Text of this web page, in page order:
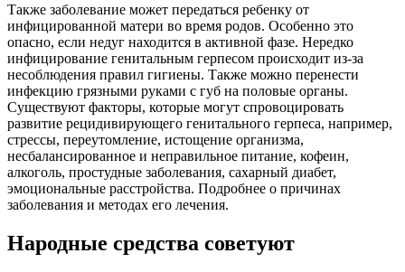
Также заболевание может передаться ребенку от
инфицированной матери во время родов. Особенно это
опасно, если недуг находится в активной фазе. Нередко
инфицирование генитальным герпесом происходит из-за
несоблюдения правил гигиены. Также можно перенести
инфекцию грязными руками с губ на половые органы.
Существуют факторы, которые могут спровоцировать
развитие рецидивирующего генитального герпеса, например,
стрессы, переутомление, истощение организма,
несбалансированное и неправильное питание, кофеин,
алкоголь, простудные заболевания, сахарный диабет,
эмоциональные расстройства. Подробнее о причинах
заболевания и методах его лечения.
Народные средства советуют